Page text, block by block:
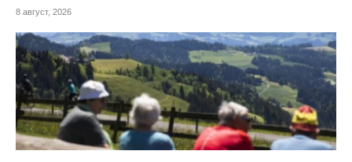
8 август, 2026